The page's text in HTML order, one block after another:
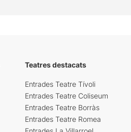
Teatres destacats
Entrades Teatre Tívoli
Entrades Teatre Coliseum
Entrades Teatre Borràs
Entrades Teatre Romea